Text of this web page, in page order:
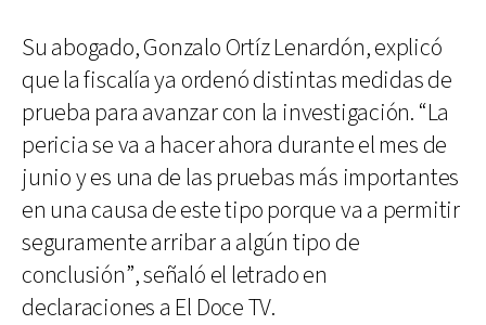
Su abogado, Gonzalo Ortíz Lenardón, explicó
que la fiscalía ya ordenó distintas medidas de
prueba para avanzar con la investigación. “La
pericia se va a hacer ahora durante el mes de
junio y es una de las pruebas más importantes
en una causa de este tipo porque va a permitir
seguramente arribar a algún tipo de
conclusión”, señaló el letrado en
declaraciones a El Doce TV.